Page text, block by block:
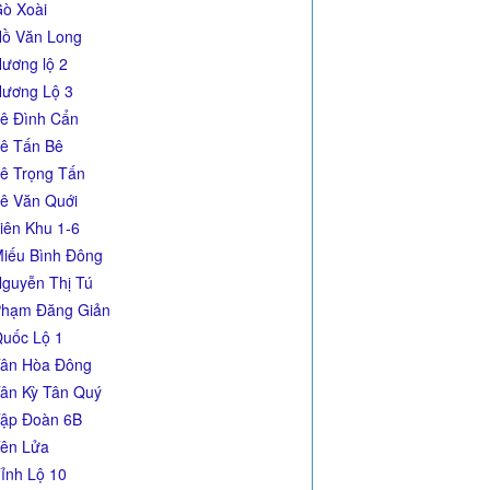
Xoài
Văn Long
lộ 2
Lộ 3
Đình Cẩn
Tấn Bê
Trọng Tấn
Văn Quới
Khu 1-6
Bình Đông
Thị Tú
Đăng Giản
Lộ 1
Hòa Đông
Kỳ Tân Quý
Đoàn 6B
Lửa
Lộ 10